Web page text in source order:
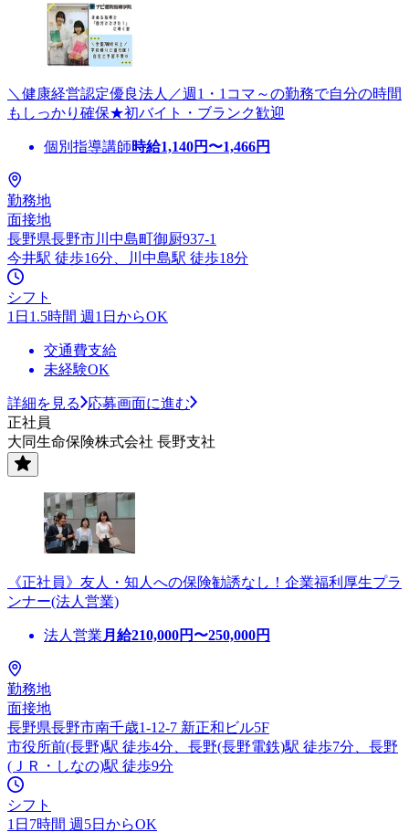
＼健康経営認定優良法人／週1・1コマ～の勤務で自分の時間
もしっかり確保★初バイト・ブランク歓迎
個別指導講師時給1,140円〜1,466円
勤務地
面接地
長野県長野市川中島町御厨937-1
今井駅 徒歩16分、川中島駅 徒歩18分
シフト
1日1.5時間 週1日からOK
交通費支給
未経験OK
詳細を見る
応募画面に進む
正社員
大同生命保険株式会社 長野支社
《正社員》友人・知人への保険勧誘なし！企業福利厚生プラ
ンナー(法人営業)
法人営業 月給210,000円〜250,000円
勤務地
面接地
長野県長野市南千歳1-12-7 新正和ビル5F
市役所前(長野)駅 徒歩4分、長野(長野電鉄)駅 徒歩7分、長野
(ＪＲ・しなの)駅 徒歩9分
シフト
1日7時間 週5日からOK